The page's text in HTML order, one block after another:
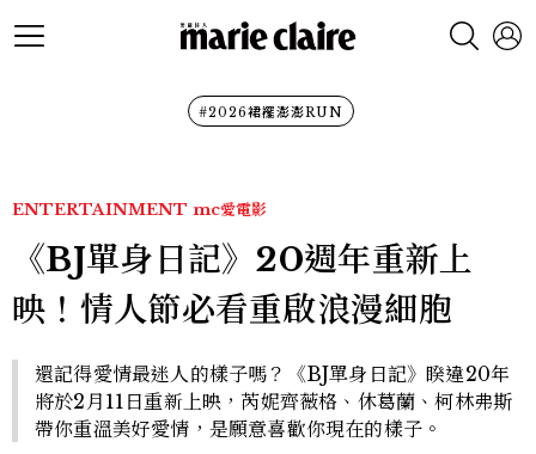
#2026裙襬澎澎RUN
ENTERTAINMENT mc愛電影
《BJ單身日記》20週年重新上
映！情人節必看重啟浪漫細胞
還記得愛情最迷人的樣子嗎？《BJ單身日記》睽違20年
將於2月11日重新上映，芮妮齊薇格、休葛蘭、柯林弗斯
帶你重溫美好愛情，是願意喜歡你現在的樣子。